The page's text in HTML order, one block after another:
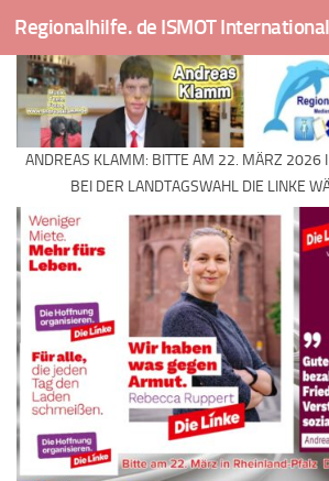
Skip to content
ANDREAS KLAMM: BITTE AM 22. MÄRZ 2026
BEI DER LANDTAGSWAHL DIE LINKE